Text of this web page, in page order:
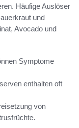
Häufige Auslöser
und
Avocado und
Symptome
enthalten oft
von